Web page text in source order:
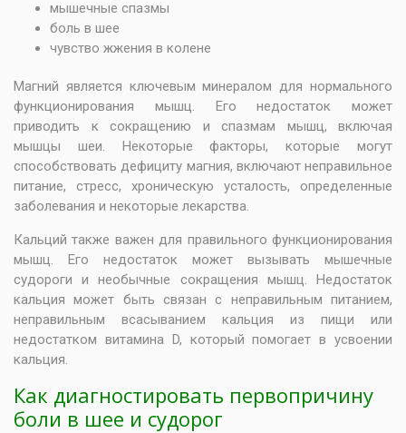
мышечные спазмы
боль в шее
чувство жжения в колене
Магний является ключевым минералом для нормального
функционирования мышц. Его недостаток может
приводить к сокращению и спазмам мышц, включая
мышцы шеи. Некоторые факторы, которые могут
способствовать дефициту магния, включают неправильное
питание, стресс, хроническую усталость, определенные
заболевания и некоторые лекарства.
Кальций также важен для правильного функционирования
мышц. Его недостаток может вызывать мышечные
судороги и необычные сокращения мышц. Недостаток
кальция может быть связан с неправильным питанием,
неправильным всасыванием кальция из пищи или
недостатком витамина D, который помогает в усвоении
кальция.
Как диагностировать первопричину
боли в шее и судорог